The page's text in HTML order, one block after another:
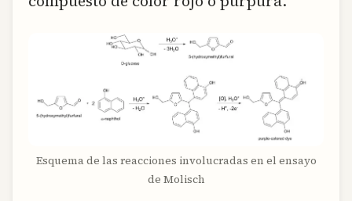
Esquema de las reacciones involucradas en el ensayo
de Molisch